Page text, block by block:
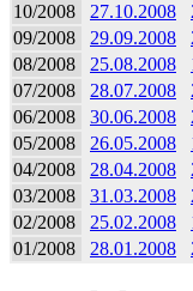
10/2008
27.10.2008
09/2008
29.09.2008
08/2008
25.08.2008
07/2008
28.07.2008
06/2008
30.06.2008
05/2008
26.05.2008
04/2008
28.04.2008
03/2008
31.03.2008
02/2008
25.02.2008
01/2008
28.01.2008